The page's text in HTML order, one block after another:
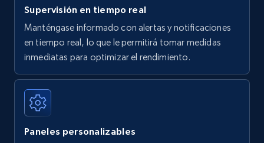
Amazon Reviews
URL, Product name, Product rating, Product
Author name, Asin, and more.
7.4K+ 872+
Supervisión en tiempo real
Manténgase informado con alertas y notificaciones
en tiempo real, lo que le permitirá tomar medidas
inmediatas para optimizar el rendimiento.
Paneles personalizables